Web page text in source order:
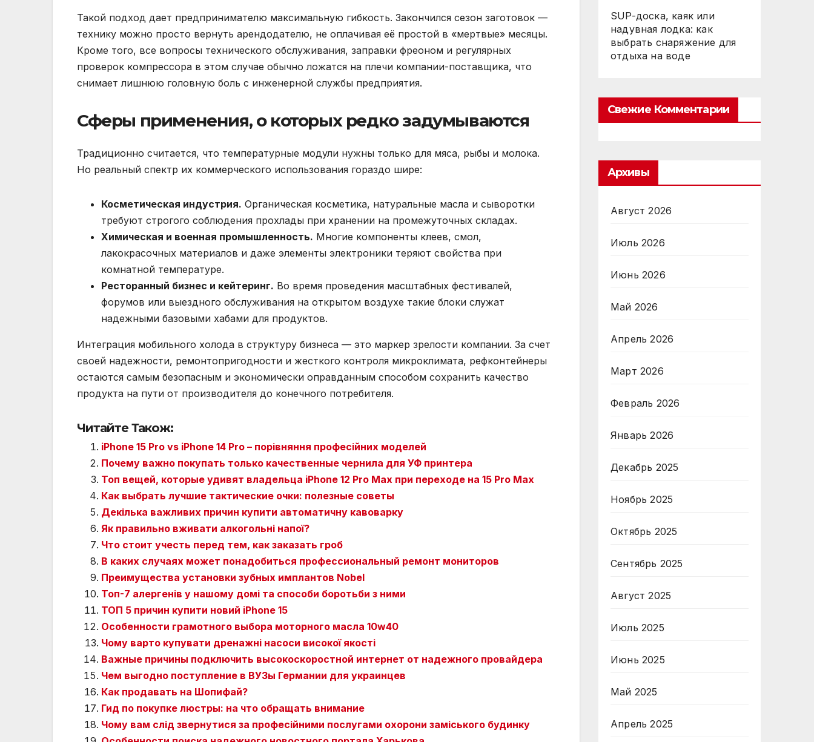
Такой подход дает предпринимателю максимальную гибкость. Закончился сезон заготовок —
технику можно просто вернуть арендодателю, не оплачивая её простой в «мертвые» месяцы.
Кроме того, все вопросы технического обслуживания, заправки фреоном и регулярных
проверок компрессора в этом случае обычно ложатся на плечи компании-поставщика, что
снимает лишнюю головную боль с инженерной службы предприятия.
Сферы применения, о которых редко задумываются
Традиционно считается, что температурные модули нужны только для мяса, рыбы и молока.
Но реальный спектр их коммерческого использования гораздо шире:
Косметическая индустрия. Органическая косметика, натуральные масла и сыворотки
требуют строгого соблюдения прохлады при хранении на промежуточных складах.
Химическая и военная промышленность. Многие компоненты клеев, смол,
лакокрасочных материалов и даже элементы электроники теряют свойства при
комнатной температуре.
Ресторанный бизнес и кейтеринг. Во время проведения масштабных фестивалей,
форумов или выездного обслуживания на открытом воздухе такие блоки служат
надежными базовыми хабами для продуктов.
Интеграция мобильного холода в структуру бизнеса — это маркер зрелости компании. За счет
своей надежности, ремонтопригодности и жесткого контроля микроклимата, рефконтейнеры
остаются самым безопасным и экономически оправданным способом сохранить качество
продукта на пути от производителя до конечного потребителя.
Читайте Також:
iPhone 15 Pro vs iPhone 14 Pro – порівняння професійних моделей
Почему важно покупать только качественные чернила для УФ принтера
Топ вещей, которые удивят владельца iPhone 12 Pro Max при переходе на 15 Pro Max
Как выбрать лучшие тактические очки: полезные советы
Декілька важливих причин купити автоматичну кавоварку
Як правильно вживати алкогольні напої?
Что стоит учесть перед тем, как заказать гроб
В каких случаях может понадобиться профессиональный ремонт мониторов
Преимущества установки зубных имплантов Nobel
Топ-7 алергенів у нашому домі та способи боротьби з ними
ТОП 5 причин купити новий iPhone 15
Особенности грамотного выбора моторного масла 10w40
Чому варто купувати дренажні насоси високої якості
Важные причины подключить высокоскоростной интернет от надежного провайдера
Чем выгодно поступление в ВУЗы Германии для украинцев
Как продавать на Шопифай?
Гид по покупке люстры: на что обращать внимание
Чому вам слід звернутися за професійними послугами охорони заміського будинку
SUP-доска, каяк или
надувная лодка: как
выбрать снаряжение для
отдыха на воде
Свежие Комментарии
Архивы
Август 2026
Июль 2026
Июнь 2026
Май 2026
Апрель 2026
Март 2026
Февраль 2026
Январь 2026
Декабрь 2025
Ноябрь 2025
Октябрь 2025
Сентябрь 2025
Август 2025
Июль 2025
Июнь 2025
Май 2025
Апрель 2025